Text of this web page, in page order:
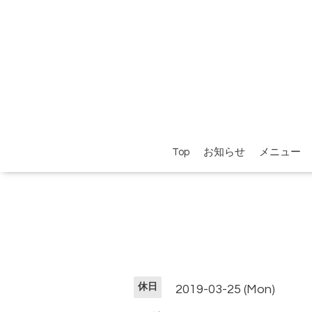
Top お知らせ メニュー
休日 2019-03-25 (Mon)